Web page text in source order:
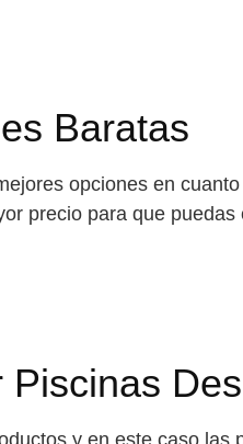
Baratas
opciones en
precio para que
y en este caso